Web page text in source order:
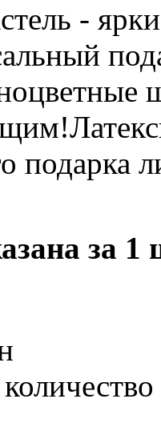
-
за 1